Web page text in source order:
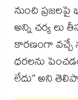
నుంచి
అన్ని చర్య లు
కారణంగా వచ్చే
ధరలను
లేదు” అని